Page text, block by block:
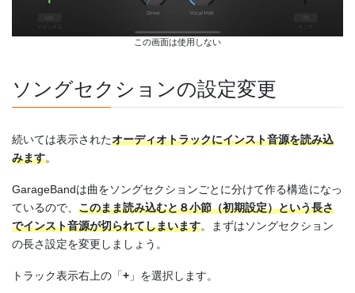
この画面は使用しない
ソングセクションの設定変更
続いては表示されたオーディオトラックにインスト音源を読み込
みます。
GarageBandは曲をソングセクションごとに分けて作る構造になっ
ているので、 このまま読み込むと８小節（初期設定）という長さ
でインスト音源が切られてしまいます。まずはソングセクション
の長さ設定を変更しましょう。
トラック表示右上の「+ 」を選択します。